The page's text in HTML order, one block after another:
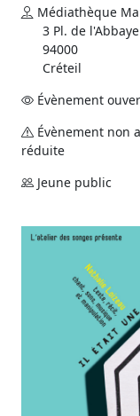
Médiathèque
3 Pl. de l'Abbaye
94000
Créteil
Évènement
Évènement non
réduite
Jeune public